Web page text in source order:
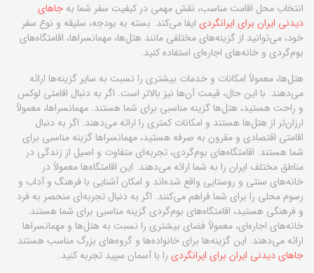
انتخاب محل اقامت مناسب، نقش مهمی در کیفیت سفر شما به جاهای
دیدنی ایران برای ایرانگردی ایفا می‌کند. بسته به بودجه، سلیقه و نوع سفر
خود، می‌توانید از گزینه‌های مختلفی مانند هتل‌ها، مهمانسراها، اقامتگاه‌های
بوم‌گردی و خانه‌های اجاره‌ای استفاده کنید.
هتل‌ها، معمولاً امکانات و خدمات بیشتری را نسبت به سایر گزینه‌ها ارائه
می‌دهند. با این حال، قیمت آن‌ها نیز بالاتر است. اگر به دنبال اقامتی لوکس
و راحت هستید، هتل‌ها گزینه مناسبی برای شما هستند. مهمانسراها، معمولاً
ارزان‌تر از هتل‌ها هستند و امکانات کمتری را ارائه می‌دهند. اگر به دنبال
اقامتی اقتصادی و مقرون به صرفه هستید، مهمانسراها گزینه مناسبی برای
شما هستند. اقامتگاه‌های بوم‌گردی، تجربه‌ای متفاوت و اصیل از زندگی در
مناطق مختلف ایران را به شما ارائه می‌دهند. این اقامتگاه‌ها معمولاً در
خانه‌های سنتی و روستایی واقع شده‌اند و امکان آشنایی با فرهنگ و آداب و
رسوم محلی را برای شما فراهم می‌کنند. اگر به دنبال تجربه‌ای منحصر به فرد
و فرهنگی هستید، اقامتگاه‌های بوم‌گردی گزینه مناسبی برای شما هستند.
خانه‌های اجاره‌ای، معمولاً فضای بیشتری را نسبت به هتل‌ها و مهمانسراها
ارائه می‌دهند. این گزینه‌ها برای خانواده‌ها و گروه‌های بزرگ مناسب هستند.
جاهای دیدنی ایران برای ایرانگردی را با آسمان سپید تجربه کنید.